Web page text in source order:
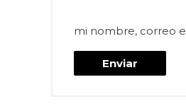
mi nombre, correo